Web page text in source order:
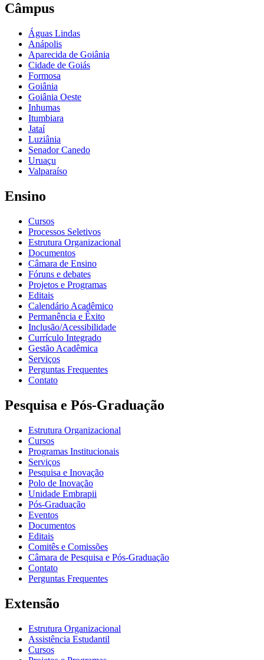
Câmpus
Águas Lindas
Anápolis
Aparecida de Goiânia
Cidade de Goiás
Formosa
Goiânia
Goiânia Oeste
Inhumas
Itumbiara
Jataí
Luziânia
Senador Canedo
Uruaçu
Valparaíso
Ensino
Cursos
Processos Seletivos
Estrutura Organizacional
Documentos
Câmara de Ensino
Fóruns e debates
Projetos e Programas
Editais
Calendário Acadêmico
Permanência e Êxito
Inclusão/Acessibilidade
Currículo Integrado
Gestão Acadêmica
Serviços
Perguntas Frequentes
Contato
Pesquisa e Pós-Graduação
Estrutura Organizacional
Cursos
Programas Institucionais
Serviços
Pesquisa e Inovação
Polo de Inovação
Unidade Embrapii
Pós-Graduação
Eventos
Documentos
Editais
Comitês e Comissões
Câmara de Pesquisa e Pós-Graduação
Contato
Perguntas Frequentes
Extensão
Estrutura Organizacional
Assistência Estudantil
Cursos